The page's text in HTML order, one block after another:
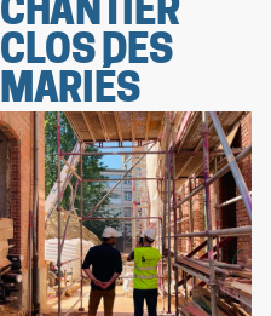
CHANTIER
CLOS DES
MARIÉS